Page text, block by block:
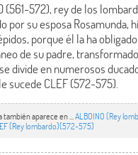
(561-572), rey de los
por su esposa Rosamunda,
porque él la ha
de su padre,
divide en numerosos
sucede CLEF (572-575).
también aparece en ... ALBOINO (Rey
(Rey lombardo)(572-575)